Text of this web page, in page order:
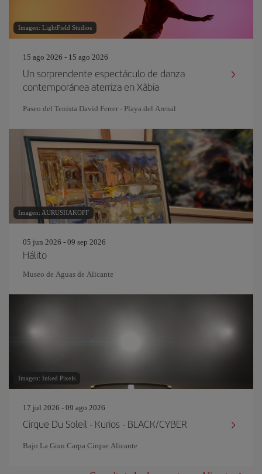
Imagen: LightField Studios
15 ago 2026 - 15 ago 2026
Un sorprendente espectáculo de danza
contemporánea aterriza en Xàbia
Paseo del Tenista David Ferrer - Playa del Arenal
Imagen: AURUSHAKOFF
05 jun 2026 - 09 sep 2026
Hálito
Museo de Aguas de Alicante
Imagen: Inked Pixels
17 jul 2026 - 09 ago 2026
Cirque Du Soleil - Kurios - BLACK/CYBER
Bajo La Gran Carpa Cirque Alicante